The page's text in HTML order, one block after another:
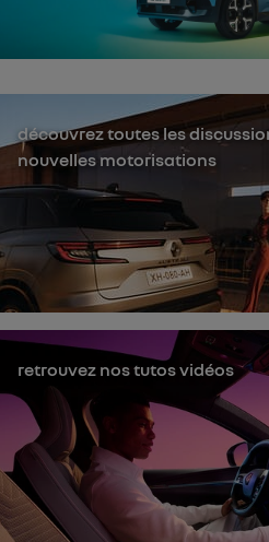
découvrez toutes les
nouvelles motorisations
retrouvez nos tutos vidéos